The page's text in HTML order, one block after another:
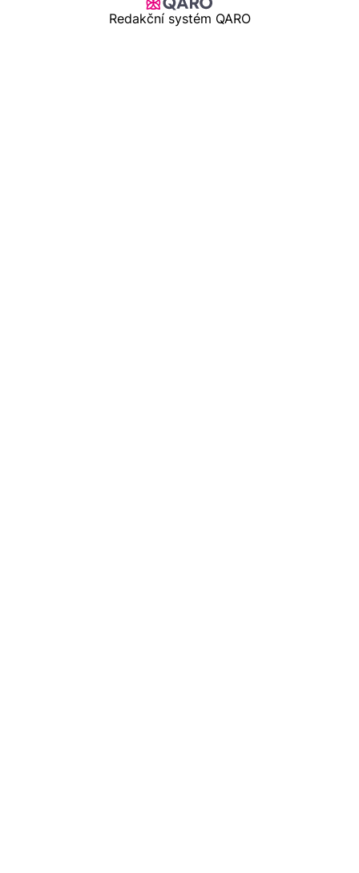
Redakční systém QARO